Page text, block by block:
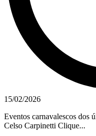
15/02/2026
Eventos carnavalescos dos
Celso Carpinetti Clique...